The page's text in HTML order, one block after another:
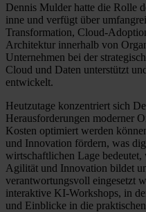
Dennis Mulder hatte die Rolle
inne und verfügt über
Transformation, Cloud-
Architektur innerhalb von
Unternehmen bei der
Cloud und Daten unterstützt
entwickelt.
Heutzutage konzentriert sich
Herausforderungen moderner
Kosten optimiert werden
und Innovation fördern, was
wirtschaftlichen Lage
Agilität und Innovation bildet
verantwortungsvoll eingesetzt
interaktive KI-Workshops, in
und Einblicke in die